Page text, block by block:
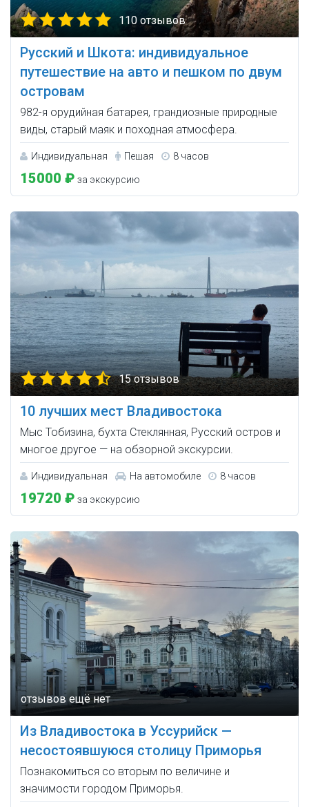
110 отзывов
Русский и Шкота: индивидуальное
путешествие на авто и пешком по двум
островам
982-я орудийная батарея, грандиозные природные
виды, старый маяк и походная атмосфера.
Индивидуальная Пешая 8 часов
15000 ₽ за экскурсию
15 отзывов
10 лучших мест Владивостока
Мыс Тобизина, бухта Стеклянная, Русский остров и
многое другое — на обзорной экскурсии.
Индивидуальная На автомобиле 8 часов
19720 ₽ за экскурсию
Из Владивостока в Уссурийск —
несостоявшуюся столицу Приморья
Познакомиться со вторым по величине и
значимости городом Приморья.